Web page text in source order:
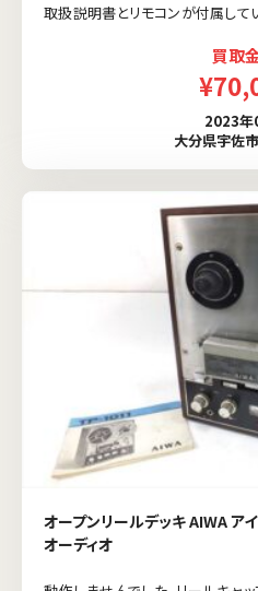
取扱説明書とリモコンが付属して
買取
2023年
大分県宇佐
オープンリールデッキ AIWA ア
オーディオ